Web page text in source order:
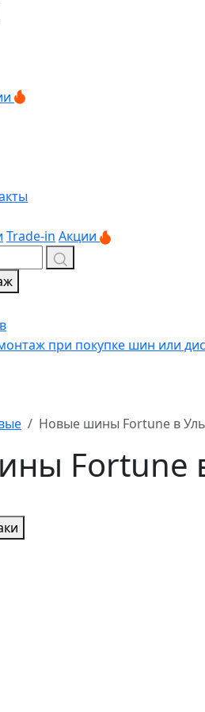
Trade-in Акции
Новые шины Fortune в
Fortune